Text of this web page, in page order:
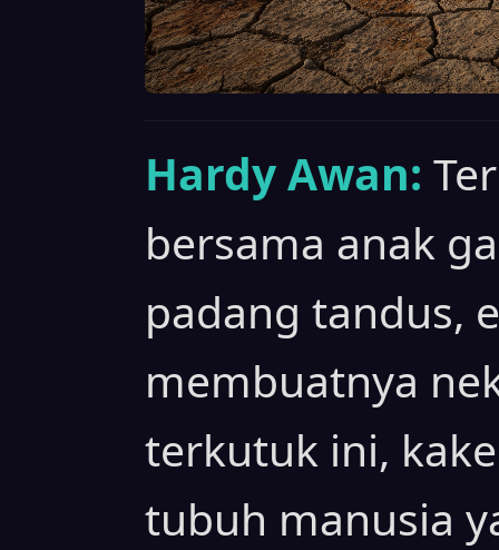
Hardy Awan:
bersama anak
padang tandus,
membuatnya
terkutuk ini,
tubuh manusia